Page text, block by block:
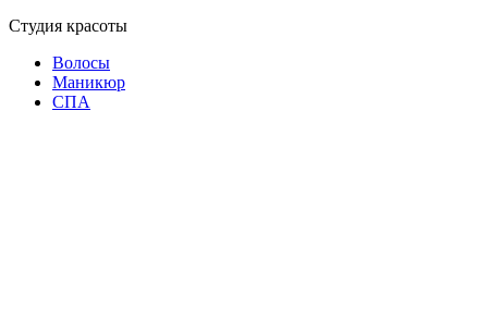
Студия красоты
Волосы
Маникюр
СПА